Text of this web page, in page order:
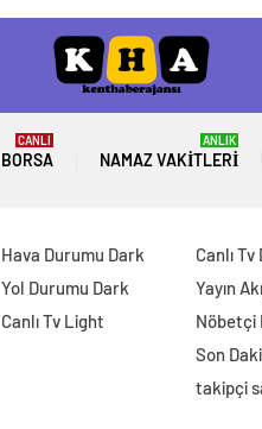
BORSA
CANLI
NAMAZ VAKITLERI
ANLIK
Hava Durumu Dark
Yol Durumu Dark
Canlı Tv Light
Canlı Tv
Yayın
Nöbetçi
Son
takipçi